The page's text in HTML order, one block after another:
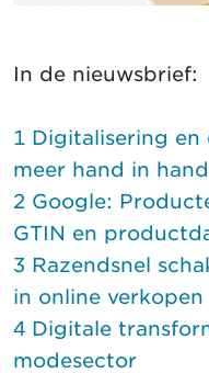
In de nieuwsbrief:
1 Digitalisering en
meer hand in hand
2 Google:
GTIN en
3 Razendsnel
in online verkopen
4 Digitale
modesector